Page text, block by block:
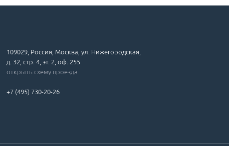
109029, Россия, Москва, ул. Нижегородская,
д. 32, стр. 4, эт. 2, оф. 255
открыть схему проезда
+7 (495) 730-20-26